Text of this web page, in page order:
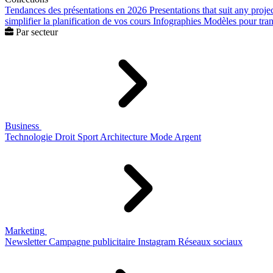
Tendances des présentations en 2026 Presentations that suit any
simplifier la planification de vos cours Infographies Modèles pour
Par secteur
Business
Technologie Droit Sport Architecture Mode Argent
Marketing
Newsletter Campagne publicitaire Instagram Réseaux sociaux